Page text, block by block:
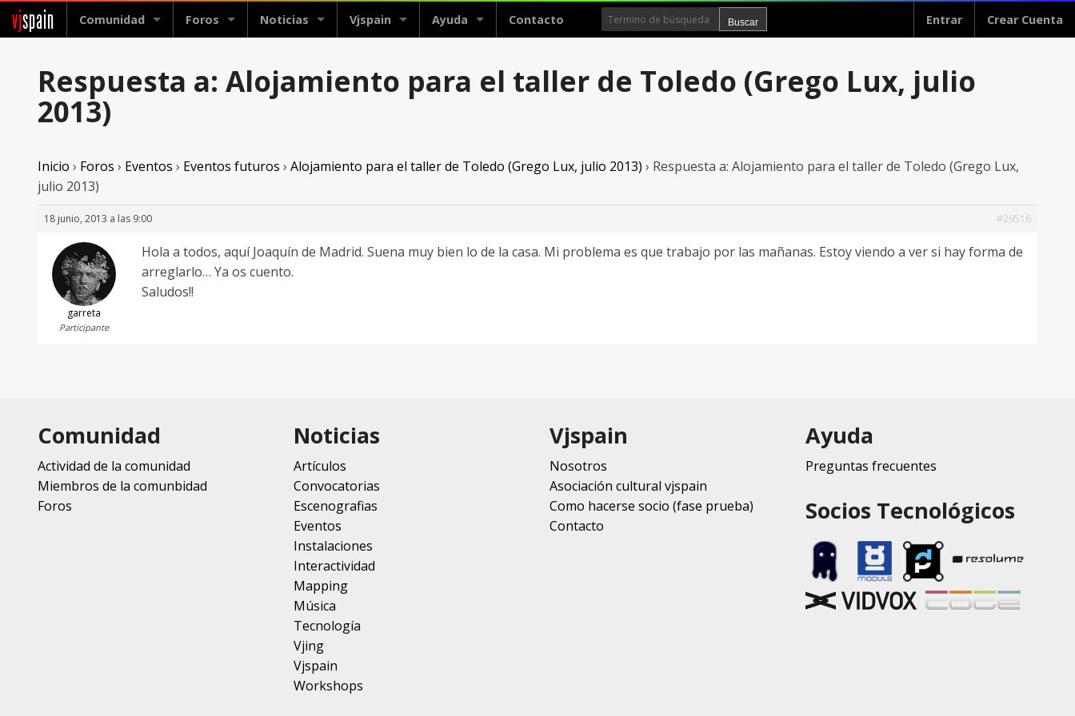
vjspain Comunidad Foros Noticias Vjspain Ayuda Contacto Entrar Crear Cuenta
Respuesta a: Alojamiento para el taller de Toledo (Grego Lux, julio
2013)
Inicio › Foros › Eventos › Eventos futuros › Alojamiento para el taller de Toledo (Grego Lux, julio 2013) › Respuesta a: Alojamiento para el taller de Toledo (Grego Lux,
julio 2013)
18 junio, 2013 a las 9:00 #29516
garreta
Participante
Hola a todos, aquí Joaquín de Madrid. Suena muy bien lo de la casa. Mi problema es que trabajo por las mañanas. Estoy viendo a ver si hay forma de
arreglarlo… Ya os cuento.
Saludos!!
Comunidad
Actividad de la comunidad
Miembros de la comunbidad
Foros
Noticias
Artículos
Convocatorias
Escenografias
Eventos
Instalaciones
Interactividad
Mapping
Música
Tecnología
Vjing
Vjspain
Workshops
Vjspain
Nosotros
Asociación cultural vjspain
Como hacerse socio (fase prueba)
Contacto
Ayuda
Preguntas frecuentes
Socios Tecnológicos